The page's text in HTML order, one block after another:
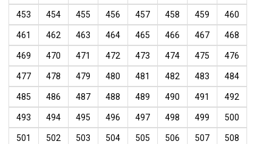
453 454 455 456 457 458 459 460
461 462 463 464 465 466 467 468
469 470 471 472 473 474 475 476
477 478 479 480 481 482 483 484
485 486 487 488 489 490 491 492
493 494 495 496 497 498 499 500
501 502 503 504 505 506 507 508